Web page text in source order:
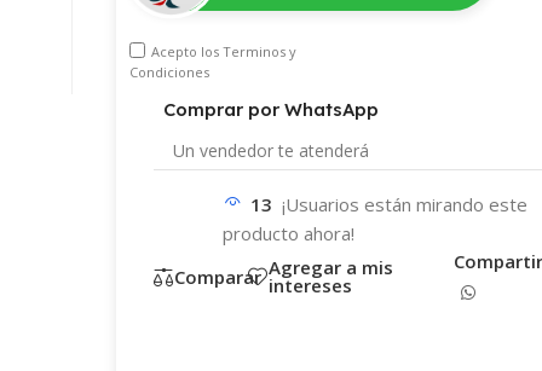
correo electrónico
Acepto los Terminos y
Condiciones
Comprar por WhatsApp
Un vendedor te atenderá
13 ¡Usuarios están mirando este
producto ahora!
Comparar Agregar a mis
intereses
Compartir